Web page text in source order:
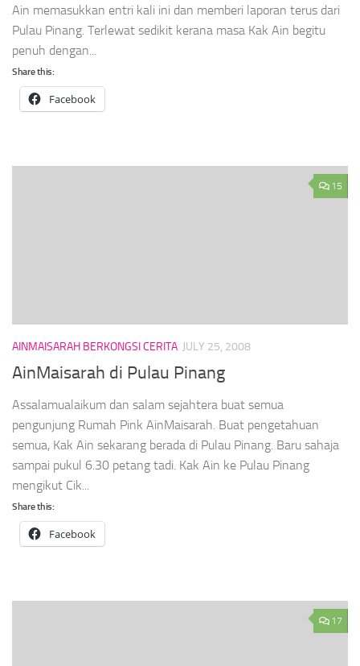
Ain memasukkan entri kali ini dan memberi laporan terus dari
Pulau Pinang. Terlewat sedikit kerana masa Kak Ain begitu
penuh dengan...
Share this:
Facebook
15
AINMAISARAH BERKONGSI CERITA JULY 25, 2008
AinMaisarah di Pulau Pinang
Assalamualaikum dan salam sejahtera buat semua
pengunjung Rumah Pink AinMaisarah. Buat pengetahuan
semua, Kak Ain sekarang berada di Pulau Pinang. Baru sahaja
sampai pukul 6.30 petang tadi. Kak Ain ke Pulau Pinang
mengikut Cik...
Share this:
Facebook
17